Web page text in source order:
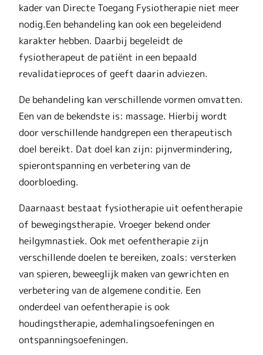
kader van Directe Toegang Fysiotherapie niet meer
nodig.Een behandeling kan ook een begeleidend
karakter hebben. Daarbij begeleidt de
fysiotherapeut de patiënt in een bepaald
revalidatieproces of geeft daarin adviezen.
De behandeling kan verschillende vormen omvatten.
Een van de bekendste is: massage. Hierbij wordt
door verschillende handgrepen een therapeutisch
doel bereikt. Dat doel kan zijn: pijnvermindering,
spierontspanning en verbetering van de
doorbloeding.
Daarnaast bestaat fysiotherapie uit oefentherapie
of bewegingstherapie. Vroeger bekend onder
heilgymnastiek. Ook met oefentherapie zijn
verschillende doelen te bereiken, zoals: versterken
van spieren, beweeglijk maken van gewrichten en
verbetering van de algemene conditie. Een
onderdeel van oefentherapie is ook
houdingstherapie, ademhalingsoefeningen en
ontspanningsoefeningen.